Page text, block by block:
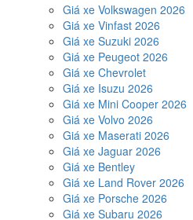
Giá xe Volkswagen 2026
Giá xe Vinfast 2026
Giá xe Suzuki 2026
Giá xe Peugeot 2026
Giá xe Chevrolet
Giá xe Isuzu 2026
Giá xe Mini Cooper 2026
Giá xe Volvo 2026
Giá xe Maserati 2026
Giá xe Jaguar 2026
Giá xe Bentley
Giá xe Land Rover 2026
Giá xe Porsche 2026
Giá xe Subaru 2026